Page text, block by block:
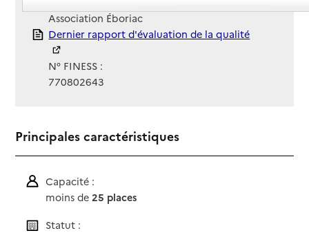
Association Éboriac
Rapport HAS
Dernier rapport d'évaluation de la qualité
N° FINESS :
770802643
Principales caractéristiques
Capacité :
moins de25 places
Statut :